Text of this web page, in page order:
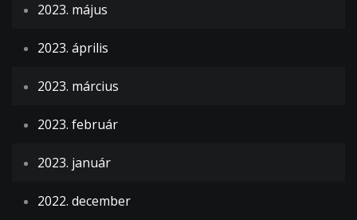
2023. május
2023. április
2023. március
2023. február
2023. január
2022. december